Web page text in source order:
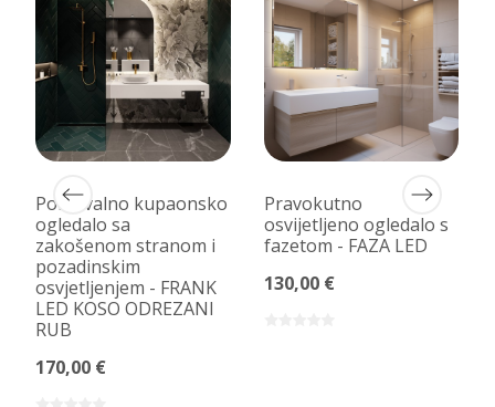
Poluovalno kupaonsko
ogledalo sa
zakošenom stranom i
pozadinskim
osvjetljenjem - FRANK
LED KOSO ODREZANI
RUB
170,00 €
Pravokutno
osvijetljeno ogledalo s
fazetom - FAZA LED
130,00 €